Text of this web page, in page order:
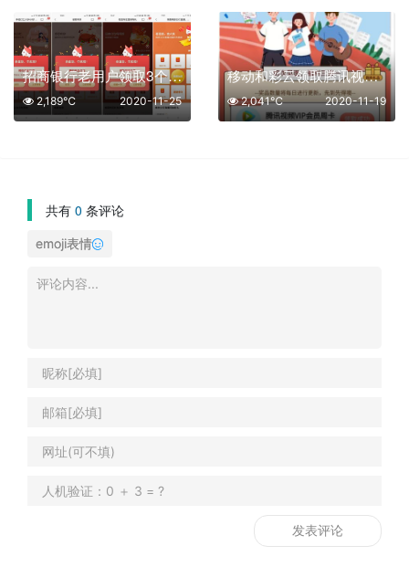
招商银行老用户领取3个随机红包
2020-11-25
2,189℃
移动和彩云领取腾讯视频周卡
2020-11-19
2,041℃
共有 0 条评论
emoji表情